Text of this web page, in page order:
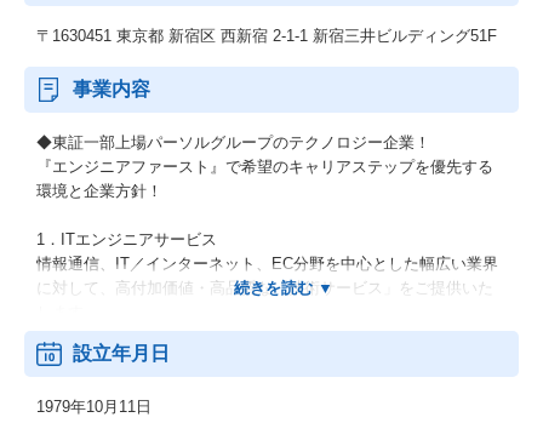
〒1630451 東京都 新宿区 西新宿 2-1-1 新宿三井ビルディング51F
事業内容
◆東証一部上場パーソルグループのテクノロジー企業！
『エンジニアファースト』で希望のキャリアステップを優先する
環境と企業方針！
1．ITエンジニアサービス
情報通信、IT／インターネット、EC分野を中心とした幅広い業界
に対して、高付加価値・高品質な「技術サービス」をご提供いた
2．機電エンジニアサービス
ーズに幅広くお応えします。
設立年月日
1979年10月11日